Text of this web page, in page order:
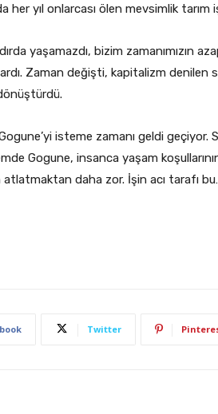
yıl onlarcası ölen mevsimlik tarım
yaşamazdı, bizim zamanımızın
Zaman değişti, kapitalizm denilen
isteme zamanı geldi
Gogune, insanca yaşam
daha zor. İşin acı tarafı
Twitter